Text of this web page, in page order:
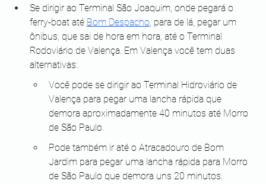
Se dirigir ao Terminal São Joaquim, onde pegará o
ferry-boat até Bom Despacho, para de lá, pegar um
ônibus, que sai de hora em hora, até o Terminal
Rodoviário de Valença. Em Valença você tem duas
alternativas:
Você pode se dirigir ao Terminal Hidroviário de
Valença para pegar uma lancha rápida que
demora aproximadamente 40 minutos até Morro
de São Paulo.
Pode também ir até o Atracadouro de Bom
Jardim para pegar uma lancha rápida para Morro
de São Paulo que demora uns 20 minutos.